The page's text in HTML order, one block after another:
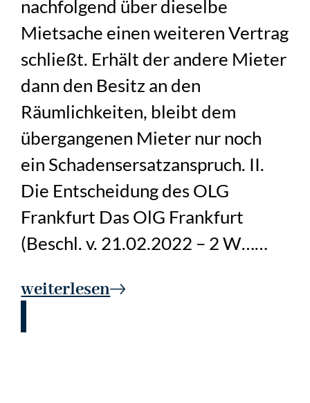
nachfolgend über dieselbe
Mietsache einen weiteren Vertrag
schließt. Erhält der andere Mieter
dann den Besitz an den
Räumlichkeiten, bleibt dem
übergangenen Mieter nur noch
ein Schadensersatzanspruch. II.
Die Entscheidung des OLG
Frankfurt Das OlG Frankfurt
(Beschl. v. 21.02.2022 – 2 W……
weiterlesen